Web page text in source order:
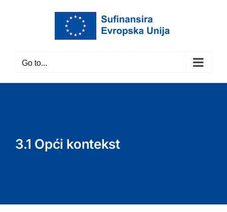
Go to...
3.1 Opći kontekst